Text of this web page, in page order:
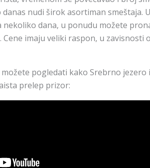
nudi širok asortiman smeštaja.
nekoliko dana, u ponudu možete
Cene imaju veliki raspon, u zavisnosti
pogledati kako Srebrno jezero
prelep prizor: